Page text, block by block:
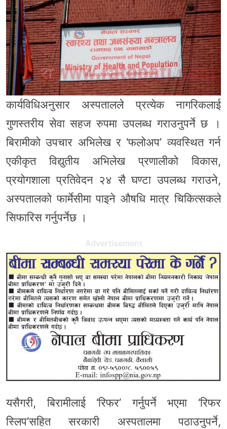
कार्यविधिअनुसार अस्पतालले प्रत्येक नागरिकलाई
गुणस्तरीय सेवा सहज रुपमा उपलब्ध गराउनुपर्ने छ ।
बिरामीको उपचार अभिलेख र ‘फलोअप’ व्यवस्थित गर्न
एकीकृत विद्युतीय अभिलेख प्रणालीको विकास,
प्रयोगशाला प्रतिवेदन २४ सै घण्टा उपलब्ध गराउने,
अस्पतालको फार्मेसीमा पाइने औषधि मात्र चिकित्सकले
सिफारिस गर्नुपर्नेछ ।
Advertisement
यसैगरी, बिरामीलाई ‘रिफर’ गर्नुपर्ने भएमा ‘रिफर
स्लिप’सहित सरकारी अस्पतालमा पठाउनुपर्ने,